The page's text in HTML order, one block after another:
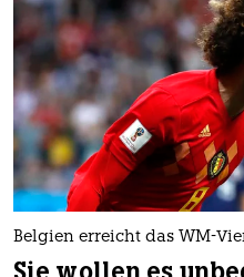
Belgien erreicht das WM-